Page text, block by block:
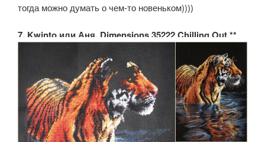
тогда можно думать о чем-то новеньком))))
7. Kwinto или Аня. Dimensions 35222 Chilling Out.**